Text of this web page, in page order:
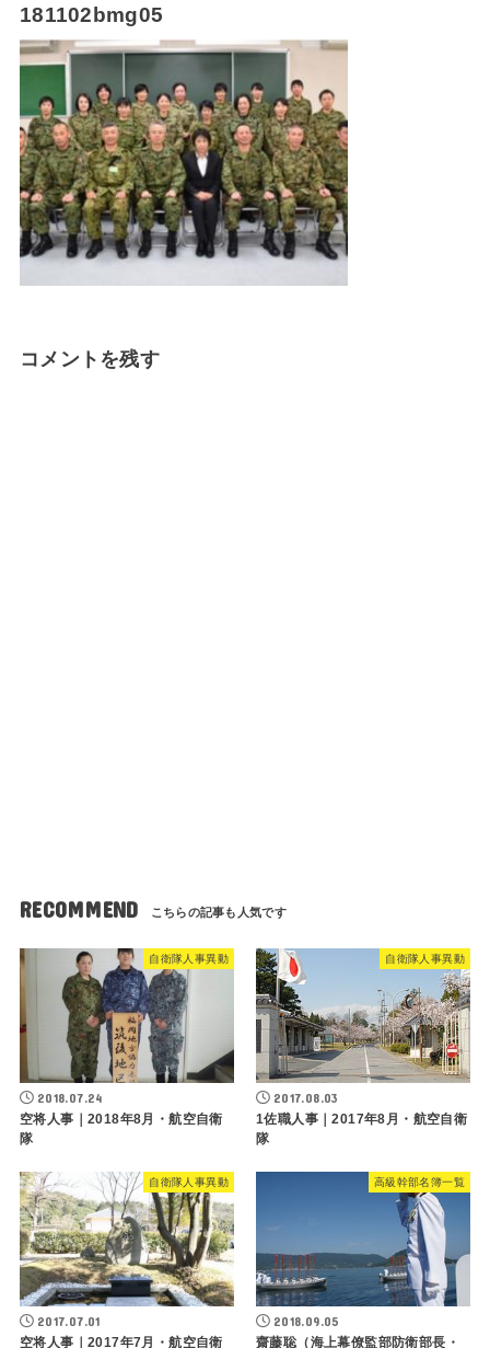
181102bmg05
コメントを残す
RECOMMEND
自衛隊人事異動
2018.07.24
空将人事｜2018年8月・航空自衛
隊
自衛隊人事異動
2017.08.03
1佐職人事｜2017年8月・航空自衛
隊
自衛隊人事異動
2017.07.01
空将人事｜2017年7月・航空自衛
高級幹部名簿一覧
2018.09.05
齋藤聡（海上幕僚監部防衛部長・